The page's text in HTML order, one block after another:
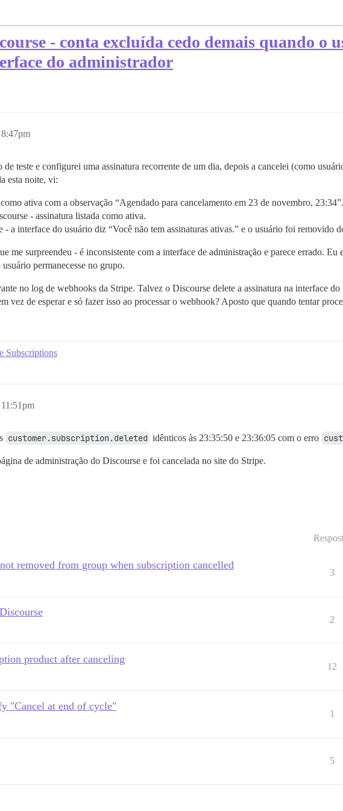
- conta excluída cedo demais quando o
do administrador
teste e configurei uma assinatura recorrente de um dia, depois a cancelei (como
esta noite, vi:
ativa com a observação “Agendado para cancelamento em 23 de novembro, 23:34”.
- assinatura listada como ativa.
a interface do usuário diz “Você não tem assinaturas ativas.” e o usuário foi removido
me surpreendeu - é inconsistente com a interface de administração e parece errado. Eu
permanecesse no grupo.
no log de webhooks da Stripe. Talvez o Discourse delete a assinatura na interface
vez de esperar e só fazer isso ao processar o webhook? Aposto que quando tentar
Subscriptions
customer.subscription.deleted idênticos às 23:35:50 e 23:36:05 com o erro
de administração do Discourse e foi cancelada no site do Stripe.
removed from group when subscription cancelled
3
2
product after canceling
12
"Cancel at end of cycle"
1
5